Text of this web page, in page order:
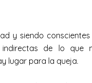
y siendo
de lo que
lugar para la queja.